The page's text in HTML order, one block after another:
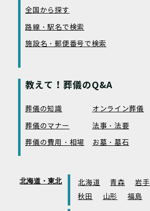
全国から探す
路線・駅名で検索
施設名・郵便番号で検索
教えて！葬儀のQ&A
葬儀の知識 オンライン葬儀
葬儀のマナー
法事・法要
葬儀の費用・相場
お墓・墓石
北海道・東北 北海道 青森 岩手
秋田
山形 福島